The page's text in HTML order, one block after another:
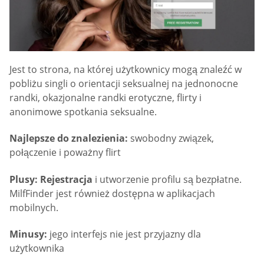
Jest to strona, na której użytkownicy mogą znaleźć w
pobliżu singli o orientacji seksualnej na jednonocne
randki, okazjonalne randki erotyczne, flirty i
anonimowe spotkania seksualne.
Najlepsze do znalezienia: swobodny związek,
połączenie i poważny flirt
Plusy: Rejestracja i utworzenie profilu są bezpłatne.
MilfFinder jest również dostępna w aplikacjach
mobilnych.
Minusy: jego interfejs nie jest przyjazny dla
użytkownika